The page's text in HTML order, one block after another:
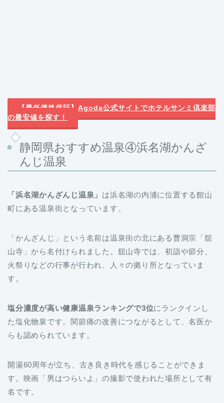
【最低価格保証】Agoda公式サイトでホテルサンミ倶楽部
の最安値を探す！
静岡県おすすめ温泉④浜名湖かんざ
んじ温泉
町にある温泉街となっています。
山寺」から名付けられました。舘山寺では、初詣や節分、
火祭りなどの行事が行われ、人々の拠り所となっていま
す。
た塩化物泉です。関節痛の改善につながるとして、名医か
らも認められています。
す。映画「男はつらいよ」の撮影で使われた場所として有
名です。